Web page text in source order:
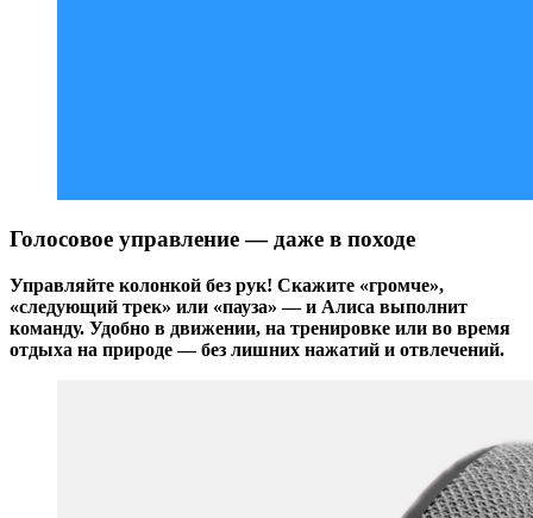
Голосовое управление — даже в походе
Управляйте колонкой без рук! Скажите «громче»,
«следующий трек» или «пауза» — и Алиса выполнит
команду. Удобно в движении, на тренировке или во время
отдыха на природе — без лишних нажатий и отвлечений.